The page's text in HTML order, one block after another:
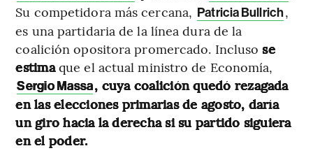
Su competidora más cercana, Patricia Bullrich,
es una partidaria de la línea dura de la
coalición opositora promercado. Inclusose
estimaque el actual ministro de Economía,
Sergio Massa, cuya coalición quedó rezagada
en las elecciones primarias de agosto, daría
un giro hacia la derecha si su partido siguiera
en el poder.